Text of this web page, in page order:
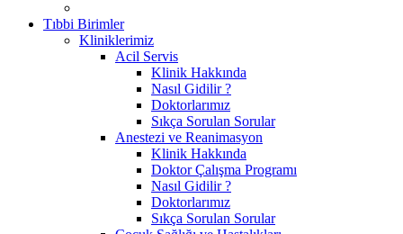
Tıbbi Birimler
Kliniklerimiz
Acil Servis
Klinik Hakkında
Nasıl Gidilir ?
Doktorlarımız
Sıkça Sorulan Sorular
Anestezi ve Reanimasyon
Klinik Hakkında
Doktor Çalışma Programı
Nasıl Gidilir ?
Doktorlarımız
Sıkça Sorulan Sorular